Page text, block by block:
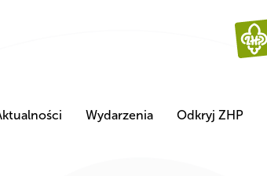
Wydarzenia Odkryj ZHP